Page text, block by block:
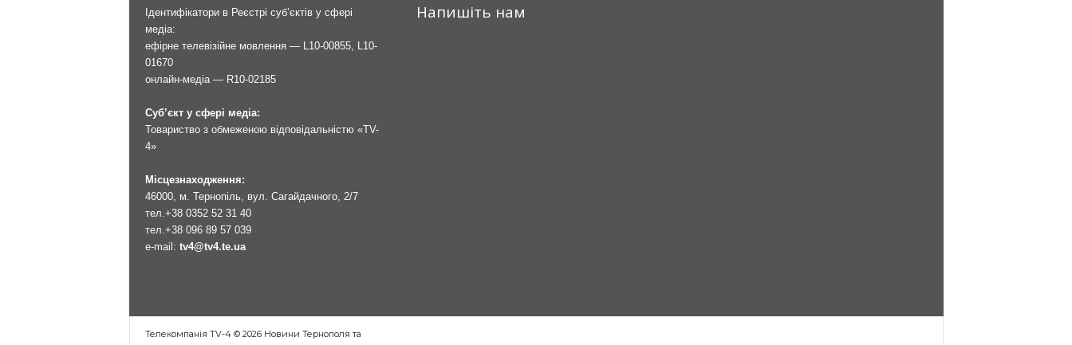
Ідентифікатори в Реєстрі суб’єктів у сфері
медіа:
ефірне телевізійне мовлення — L10-00855, L10-
01670
онлайн-медіа — R10-02185
Суб’єкт у сфері медіа:
Товариство з обмеженою відповідальністю «TV-
4»
Місцезнаходження:
46000, м. Тернопіль, вул. Сагайдачного, 2/7
тел. +38 0352 52 31 40
тел. +38 096 89 57 039
e-mail: tv4@tv4.te.ua
Напишіть нам
Телекомпанія TV-4 © 2026 Новини Тернополя та